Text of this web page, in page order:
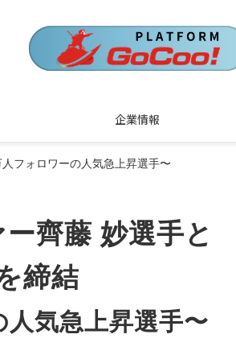
企業情報
フォロワーの人気急上昇選手〜
齊藤 妙選手と
締結
気急上昇選手〜